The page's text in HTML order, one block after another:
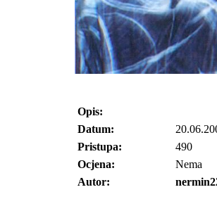
Opis:
Datum:
Pristupa:
490
Ocjena:
Nema
Autor: